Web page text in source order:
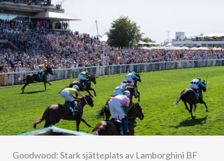
Goodwood: Stark sjätteplats av Lamborghini BF